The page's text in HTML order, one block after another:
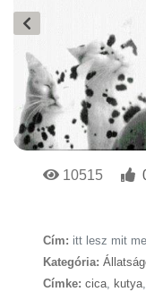
10515
Cím: itt lesz mit
Kategória:
Címke: cica, kutya,